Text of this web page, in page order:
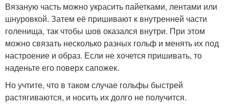
Вязаную часть можно украсить пайетками, лентами или
шнуровкой. Затем её пришивают к внутренней части
голенища, так чтобы шов оказался внутри. При этом
можно связать несколько разных гольф и менять их под
настроение и образ. Если не хочется пришивать, то
наденьте его поверх сапожек.
Но учтите, что в таком случае гольфы быстрей
растягиваются, и носить их долго не получится.